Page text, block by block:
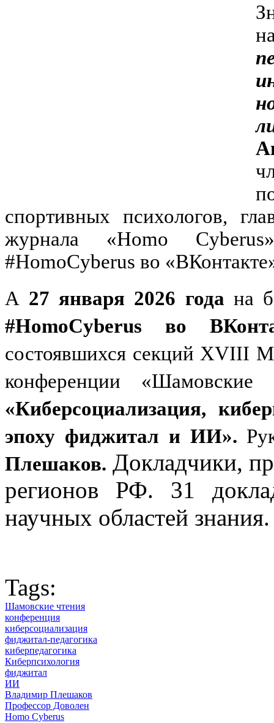
спортивных психологов,
журнала «Homo
#HomoCyberus во
А 27 января 2026 года на
#HomoCyberus во
состоявшихся секций XVIII
конференции
«Киберсоциализация,
эпоху фиджитал и ИИ».
Плешаков. Докладчики,
регионов РФ. 31
научных областей знания.
Tags:
Шамовские чтения
конференция
киберсоциализация
фиджитал-педагогика
киберпедагогика
Киберпсихология
фиджитал
ИИ
Владимир Плешаков
Профессор Доволен
Homo Cyberus